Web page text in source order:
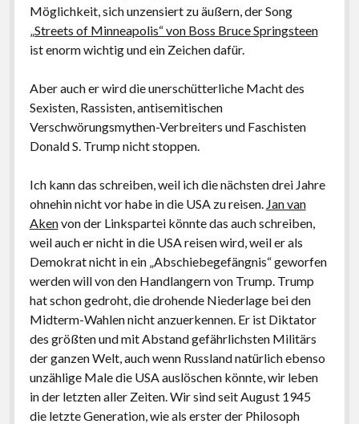
2013: Antisemitism: A Specific Phenomenon.
Holocaust Trivialization – Islamism – Post-colonial
and Cosmopolitan anti-Zionism
2011: Schadenfreude. Islamforschung und
Antisemitismus in Deutschland nach 9/11
2009: Antisemitismus und Deutschland. Vorstudien
zur Ideologiekritik einer innigen Beziehung
2007: Dissertation: Salonfähigkeit der Neuen
Rechten. ‚Nationale Identität‘, Antisemitismus und
Antiamerikanismus in der politischen Kultur der
Bundesrepublik Deutschland 1970-2005: Henning
Eichberg als Exempel (Uni Innsbruck, Aug. 2006)
Möglichkeit, sich unzensiert zu äußern, der Song
„Streets of Minneapolis“ von Boss Bruce Springsteen
ist enorm wichtig und ein Zeichen dafür.
Aber auch er wird die unerschütterliche Macht des
Sexisten, Rassisten, antisemitischen
Verschwörungsmythen-Verbreiters und Faschisten
Donald S. Trump nicht stoppen.
Ich kann das schreiben, weil ich die nächsten drei Jahre
ohnehin nicht vor habe in die USA zu reisen. Jan van
Akenvon der Linkspartei könnte das auch schreiben,
weil auch er nicht in die USA reisen wird, weil er als
Demokrat nicht in ein „Abschiebegefängnis“ geworfen
werden will von den Handlangern von Trump. Trump
hat schon gedroht, die drohende Niederlage bei den
Midterm-Wahlen nicht anzuerkennen. Er ist Diktator
des größten und mit Abstand gefährlichsten Militärs
der ganzen Welt, auch wenn Russland natürlich ebenso
unzählige Male die USA auslöschen könnte, wir leben
in der letzten aller Zeiten. Wir sind seit August 1945
die letzte Generation, wie als erster der Philosoph